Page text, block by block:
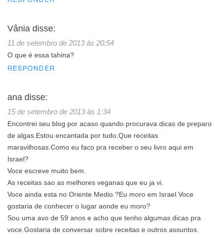
Vânia disse:
11 de setembro de 2013 às 20:54
O que é essa tahina?
RESPONDER
ana disse:
15 de setembro de 2013 às 1:34
Encontrei seu blog por acaso quando procurava dicas de preparo
de algas.Estou encantada por tudo.Que receitas
maravilhosas.Como eu faco pra receber o seu livro aqui em
Israel?
Voce escreve muito bem.
As receitas sao as melhores veganas que eu ja vi.
Voce ainda esta no Oriente Medio.?Eu moro em Israel.Voce
gostaria de conhecer o lugar aonde eu moro?
Sou uma avo de 59 anos e acho que tenho algumas dicas pra
voce.Gostaria de conversar sobre receitas e outros assuntos.